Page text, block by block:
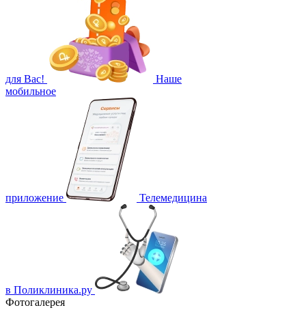
для Вас!
Наше
мобильное
приложение Телемедицина
в Поликлиника.ру
Фотогалерея